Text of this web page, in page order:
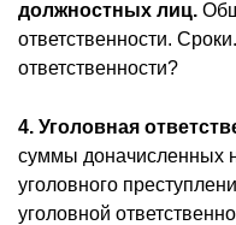
должностных лиц.
ответственности.
ответственности?
4. Уголовная
суммы доначисленных
уголовного
уголовной